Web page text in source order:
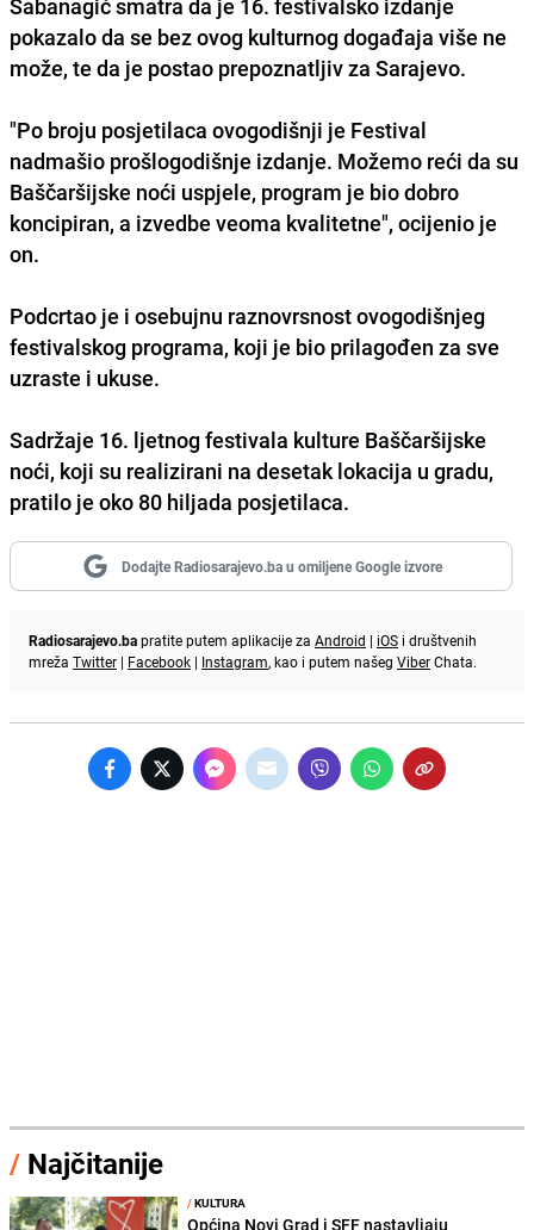
pokazalo da se bez ovog kulturnog događaja više ne
može, te da je postao prepoznatljiv za Sarajevo.
"Po broju posjetilaca ovogodišnji je Festival
nadmašio prošlogodišnje izdanje. Možemo reći da su
Baščaršijske noći uspjele, program je bio dobro
koncipiran, a izvedbe veoma kvalitetne", ocijenio je
on.
Podcrtao je i osebujnu raznovrsnost ovogodišnjeg
festivalskog programa, koji je bio prilagođen za sve
uzraste i ukuse.
Sadržaje 16. ljetnog festivala kulture Baščaršijske
noći, koji su realizirani na desetak lokacija u gradu,
pratilo je oko 80 hiljada posjetilaca.
Dodajte Radiosarajevo.ba u omiljene Google izvore
Radiosarajevo.bapratite putem aplikacije za Android | iOS i društvenih
mreža Twitter | Facebook | Instagram, kao i putem našeg ViberChata.
/ Najčitanije
/KULTURA
Općina Novi Grad i SFF nastavljaju